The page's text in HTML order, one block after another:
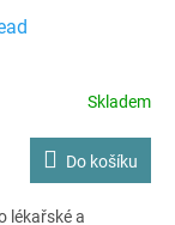
Skladem
Do košíku
lékařské a